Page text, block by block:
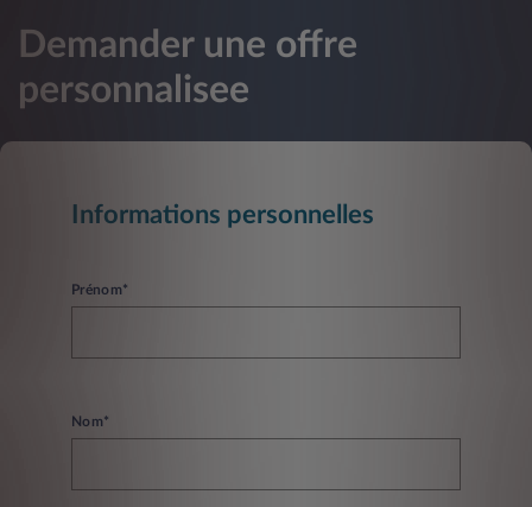
Demander une offre
personnalisee
Informations personnelles
Prénom*
Nom*